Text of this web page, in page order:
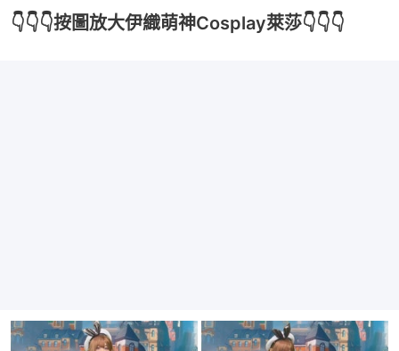
👇👇👇按圖放大伊織萌神Cosplay萊莎👇👇👇